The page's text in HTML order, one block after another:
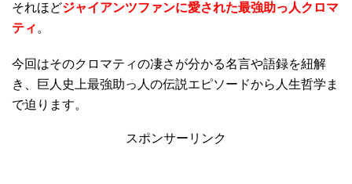
それほどジャイアンツファンに愛された最強助っ人クロマ
ティ。
今回はそのクロマティの凄さが分かる名言や語録を紐解
き、巨人史上最強助っ人の伝説エピソードから人生哲学ま
で迫ります。
スポンサーリンク